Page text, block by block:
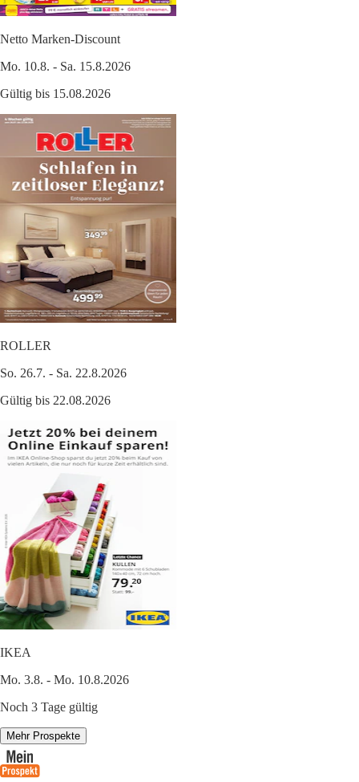
Netto Marken-Discount
Mo. 10.8. - Sa. 15.8.2026
Gültig bis 15.08.2026
ROLLER
So. 26.7. - Sa. 22.8.2026
Gültig bis 22.08.2026
IKEA
Mo. 3.8. - Mo. 10.8.2026
Noch 3 Tage gültig
Mehr Prospekte